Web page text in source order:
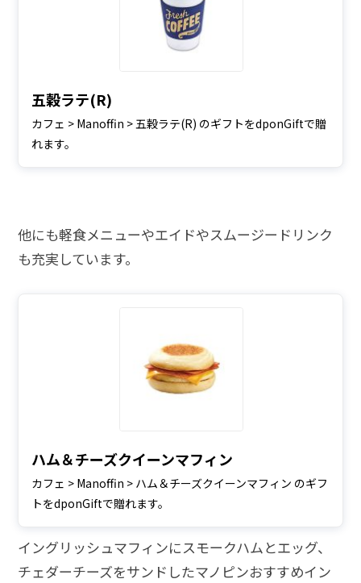
五穀ラテ(R)
カフェ > Manoffin > 五穀ラテ(R) のギフトをdponGiftで贈
れます。
他にも軽食メニューやエイドやスムージードリンク
も充実しています。
ハム＆チーズクイーンマフィン
カフェ > Manoffin > ハム＆チーズクイーンマフィン のギフ
トをdponGiftで贈れます。
イングリッシュマフィンにスモークハムとエッグ、
チェダーチーズをサンドしたマノピンおすすめイン